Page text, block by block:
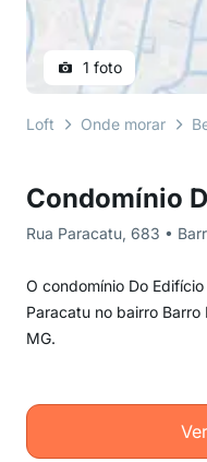
Condomínio
Rua Paracatu, 683 •
O condomínio Do
Paracatu no bairro
MG.
1 foto
Loft Onde morar